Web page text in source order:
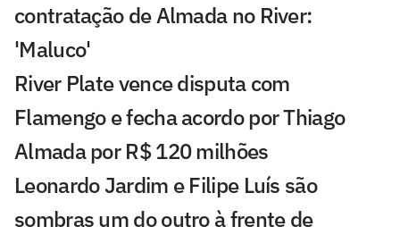
contratação de Almada no River:
'Maluco'
River Plate vence disputa com
Flamengo e fecha acordo por Thiago
Almada por R$ 120 milhões
Leonardo Jardim e Filipe Luís são
sombras um do outro à frente de